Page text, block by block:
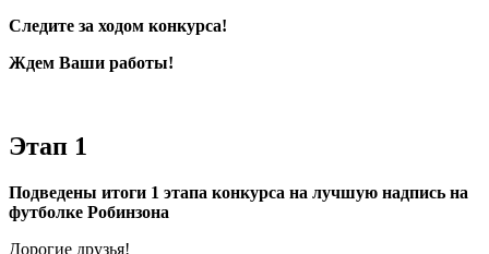
Следите за ходом конкурса!
Ждем Ваши работы!
Этап 1
Подведены итоги 1 этапа конкурса на лучшую надпись на
футболке Робинзона
Дорогие друзья!